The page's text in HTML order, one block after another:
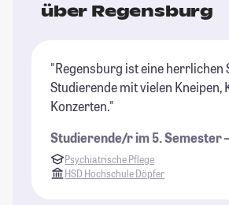
über Regensburg
"Regensburg ist eine herrlichen
Studierende mit vielen Kneipen,
Konzerten."
Studierende/r im 5. Semester
Psychiatrische Pflege
HSD Hochschule Döpfer